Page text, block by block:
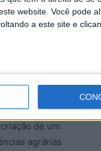
website. Você pode
a este site e
com
No decorrer
no
e
de um
agrárias